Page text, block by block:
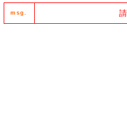
msg.